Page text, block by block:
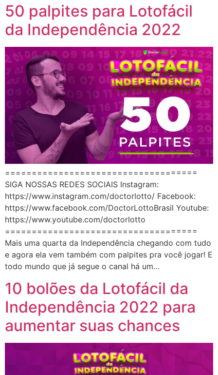
50 palpites para Lotofácil
da Independência 2022
====================================
SIGA NOSSAS REDES SOCIAIS Instagram:
https://www.instagram.com/doctorlotto/ Facebook:
https://www.facebook.com/DoctorLottoBrasil Youtube:
https://www.youtube.com/doctorlotto
====================================
Mais uma quarta da Independência chegando com tudo
e agora ela vem também com palpites pra você jogar! E
todo mundo que já segue o canal há um…
10 bolões da Lotofácil da
Independência 2022 para
aumentar suas chances